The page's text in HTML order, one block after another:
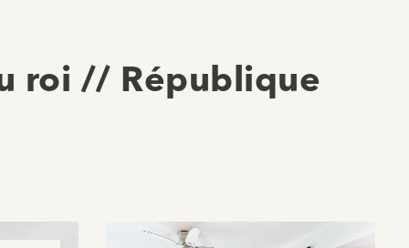
roi // République